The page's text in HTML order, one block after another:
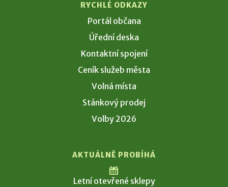
RYCHLÉ ODKAZY
Portál občana
Úřední deska
Kontaktní spojení
Ceník služeb města
Volná místa
Stánkový prodej
Volby 2026
AKTUÁLNĚ PROBÍHÁ
Letní otevřené sklepy